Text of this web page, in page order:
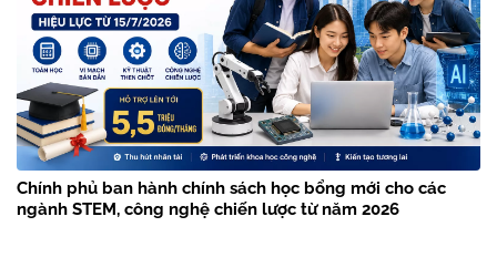
Chính phủ ban hành chính sách học bổng mới cho các
ngành STEM, công nghệ chiến lược từ năm 2026